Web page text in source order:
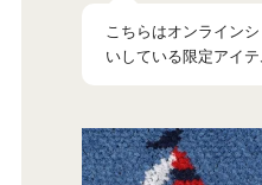
こちらはオンライン